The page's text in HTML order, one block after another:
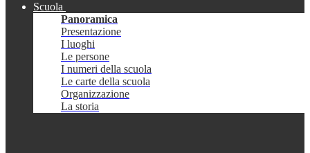
Scuola
Panoramica
Presentazione
I luoghi
Le persone
I numeri della scuola
Le carte della scuola
Organizzazione
La storia